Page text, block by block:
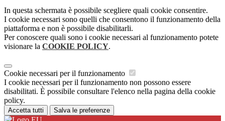
In questa schermata è possibile scegliere quali cookie consentire.
I cookie necessari sono quelli che consentono il funzionamento della
piattaforma e non è possibile disabilitarli.
Per conoscere quali sono i cookie necessari al funzionamento potete
visionare la COOKIE POLICY.
Cookie necessari per il funzionamento
I cookie necessari per il funzionamento non possono essere
disabilitati. È possibile consultare l'elenco nella pagina della cookie
policy.
Accetta tutti Salva le preferenze